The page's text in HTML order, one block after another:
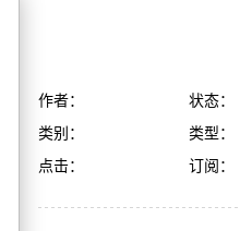
作者：
状态：
类别：
类型：
点击：
订阅：